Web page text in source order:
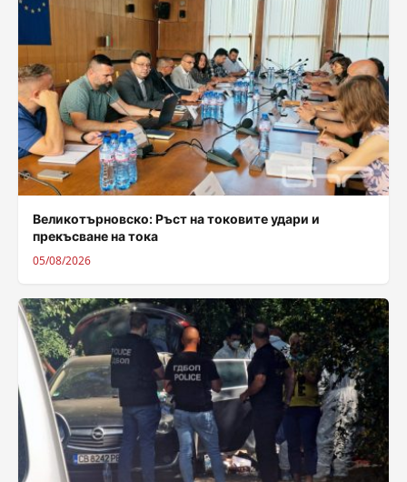
Великотърновско: Ръст на токовите удари и
прекъсване на тока
05/08/2026